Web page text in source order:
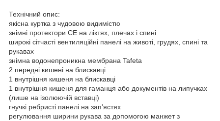
Технічний опис:
якісна куртка з чудовою видимістю
знімні протектори CE на ліктях, плечах і спині
широкі сітчасті вентиляційні панелі на животі, грудях, спині та
рукавах
знімна водонепроникна мембрана Tafeta
2 передні кишені на блискавці
1 внутрішня кишеня на блискавці
1 внутрішня кишеня для гаманця або документів на липучках
(лише на ізолюючій вставці)
гнучкі ребристі панелі на зап’ястях
регулювання ширини рукава за допомогою манжет з